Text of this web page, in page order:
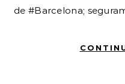
de #Barcelona;